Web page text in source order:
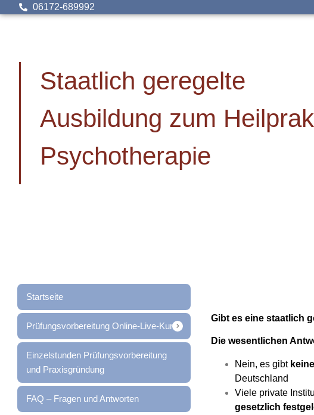
06172-689992
Staatlich geregelte
Ausbildung zum
Psychotherapie
Startseite
Prüfungsvorbereitung Online-Live-Kurs
Einzelstunden Prüfungsvorbereitung
und Praxisgründung
FAQ – Fragen und Antworten
Gibt es eine staatlich
Die wesentlichen
Nein, es gibt
Deutschland
Viele private
gesetzlich